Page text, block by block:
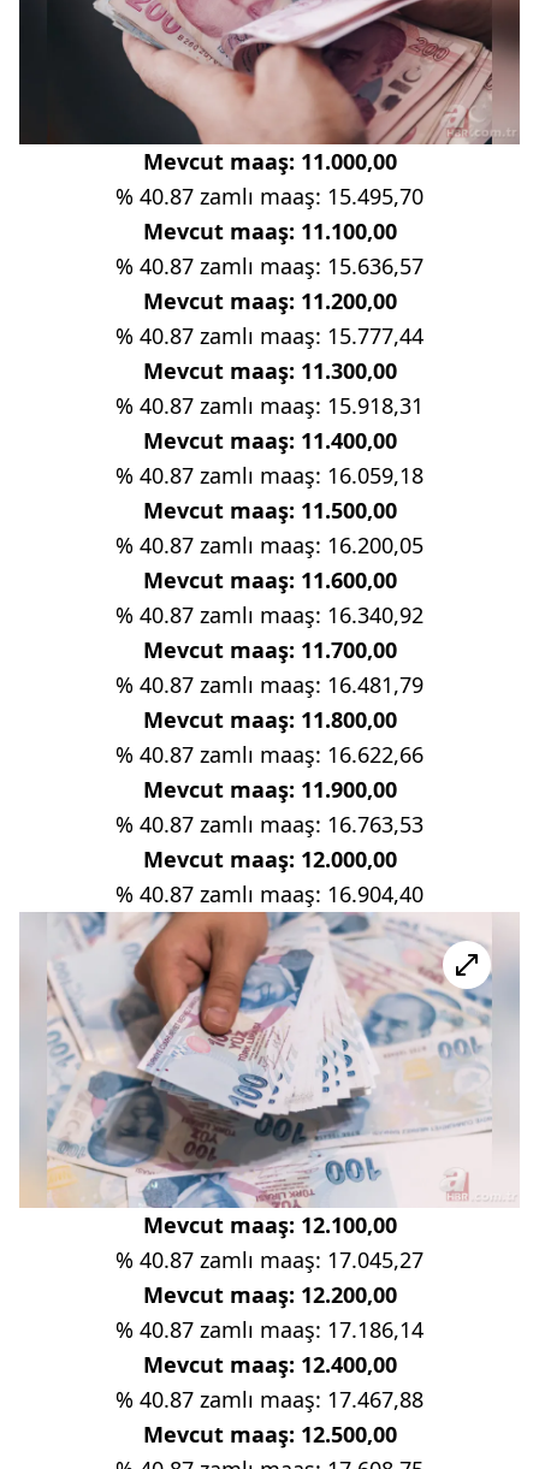
Mevcut maaş: 11.000,00
% 40.87 zamlı maaş: 15.495,70
Mevcut maaş: 11.100,00
% 40.87 zamlı maaş: 15.636,57
Mevcut maaş: 11.200,00
% 40.87 zamlı maaş: 15.777,44
Mevcut maaş: 11.300,00
% 40.87 zamlı maaş: 15.918,31
Mevcut maaş: 11.400,00
% 40.87 zamlı maaş: 16.059,18
Mevcut maaş: 11.500,00
% 40.87 zamlı maaş: 16.200,05
Mevcut maaş: 11.600,00
% 40.87 zamlı maaş: 16.340,92
Mevcut maaş: 11.700,00
% 40.87 zamlı maaş: 16.481,79
Mevcut maaş: 11.800,00
% 40.87 zamlı maaş: 16.622,66
Mevcut maaş: 11.900,00
% 40.87 zamlı maaş: 16.763,53
Mevcut maaş: 12.000,00
% 40.87 zamlı maaş: 16.904,40
Mevcut maaş: 12.100,00
% 40.87 zamlı maaş: 17.045,27
Mevcut maaş: 12.200,00
% 40.87 zamlı maaş: 17.186,14
Mevcut maaş: 12.400,00
% 40.87 zamlı maaş: 17.467,88
Mevcut maaş: 12.500,00